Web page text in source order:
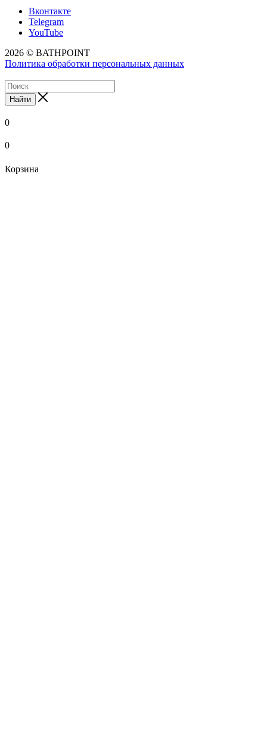
Вконтакте
Telegram
YouTube
2026 © BATHPOINT
Политика обработки персональных данных
Найти
0
0
Корзина